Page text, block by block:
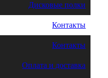
Дисковые полки
Контакты
Контакты
Оплата и доставка